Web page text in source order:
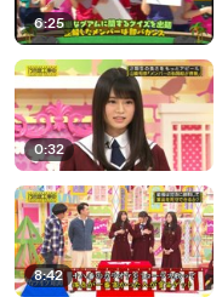
6:25
0:32
8:42